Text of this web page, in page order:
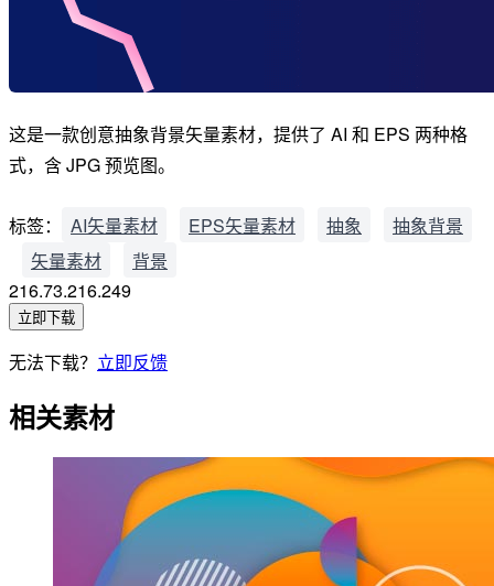
这是一款创意抽象背景矢量素材，提供了 AI 和 EPS 两种格
式，含 JPG 预览图。
标签： AI矢量素材 EPS矢量素材 抽象
抽象背景
矢量素材
背景
216.73.216.249
立即下载
无法下载？ 立即反馈
相关素材